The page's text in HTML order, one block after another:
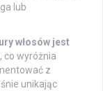
lub
włosów jest
co wyróżnia
z
unikając